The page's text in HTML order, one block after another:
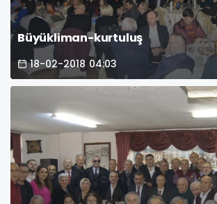
Büyükliman-kurtuluş
18-02-2018 04:03